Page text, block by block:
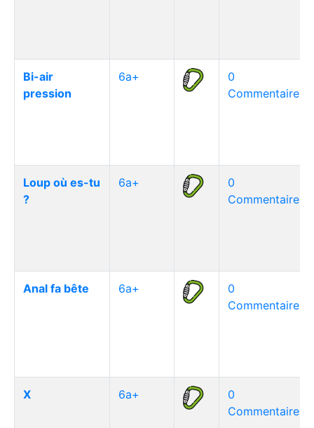
Bi-air
pression
6a+
0
Commentaire(s)
Loup où es-tu
?
6a+
0
Commentaire(s)
Anal fa bête 6a+
0
Commentaire(s)
X 6a+
0
Commentaire(s)